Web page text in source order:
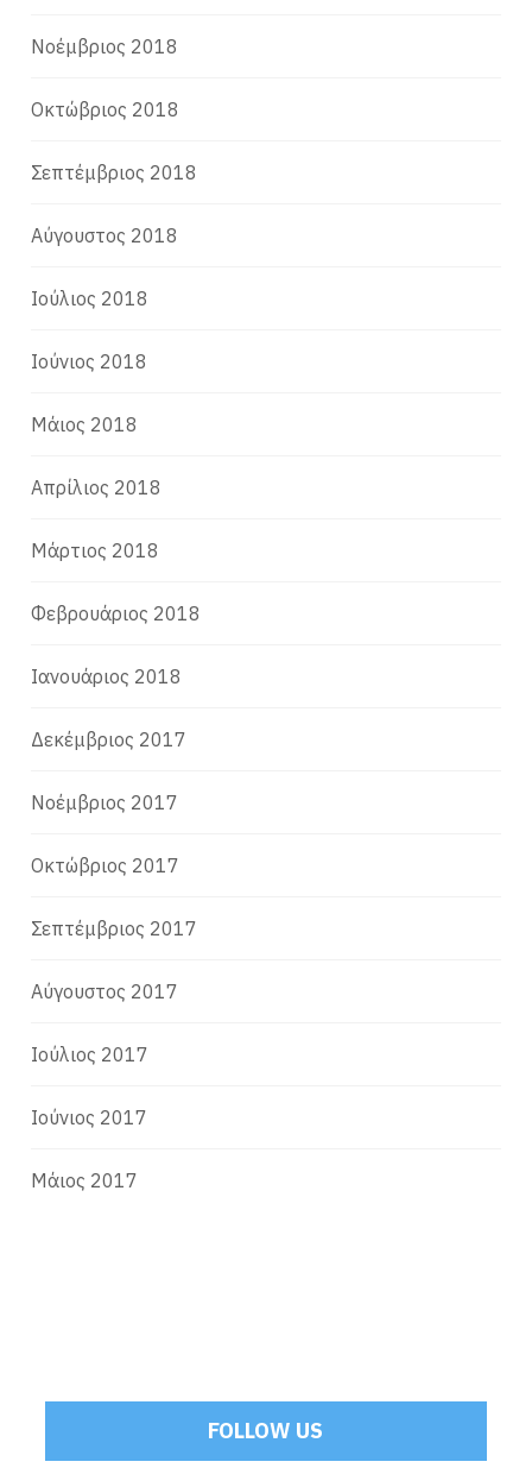
Νοέμβριος 2018
Οκτώβριος 2018
Σεπτέμβριος 2018
Αύγουστος 2018
Ιούλιος 2018
Ιούνιος 2018
Μάιος 2018
Απρίλιος 2018
Μάρτιος 2018
Φεβρουάριος 2018
Ιανουάριος 2018
Δεκέμβριος 2017
Νοέμβριος 2017
Οκτώβριος 2017
Σεπτέμβριος 2017
Αύγουστος 2017
Ιούλιος 2017
Ιούνιος 2017
Μάιος 2017
FOLLOW US